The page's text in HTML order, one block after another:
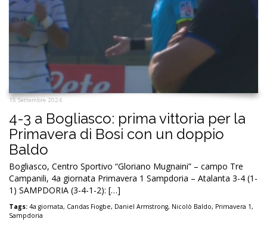
15 Settembre 2024
4-3 a Bogliasco: prima vittoria per la
Primavera di Bosi con un doppio
Baldo
Bogliasco, Centro Sportivo “Gloriano Mugnaini” – campo Tre
Campanili, 4a giornata Primavera 1 Sampdoria – Atalanta 3-4 (1-
1) SAMPDORIA (3-4-1-2): […]
Tags: 4a giornata, Candas Fiogbe, Daniel Armstrong, Nicolò Baldo, Primavera 1,
Sampdoria